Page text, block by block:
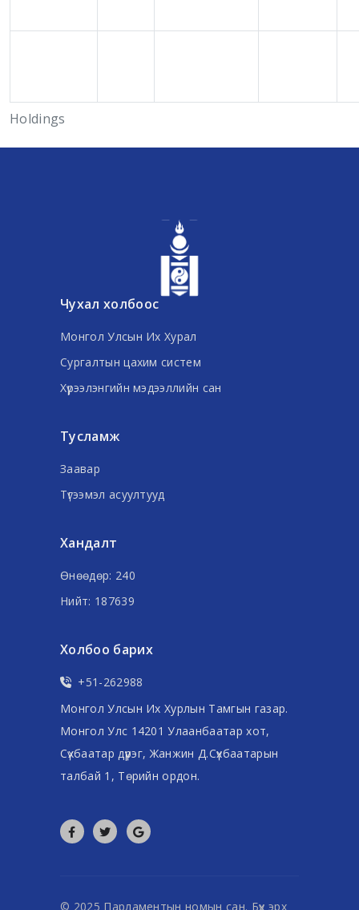
Holdings
Чухал холбоос
Монгол Улсын Их Хурал
Сургалтын цахим систем
Хүрээлэнгийн мэдээллийн сан
Тусламж
Заавар
Түгээмэл асуултууд
Хандалт
Өнөөдөр: 240
Нийт: 187639
Холбоо барих
+51-262988
Монгол Улсын Их Хурлын Тамгын газар.
Монгол Улс 14201 Улаанбаатар хот,
Сүхбаатар дүүрэг, Жанжин Д.Сүхбаатарын
талбай 1, Төрийн ордон.
© 2025 Парламентын номын сан. Бүх эрх